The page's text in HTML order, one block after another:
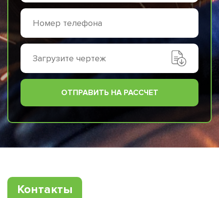
Загрузите чертеж
ОТПРАВИТЬ НА РАССЧЕТ
Контакты